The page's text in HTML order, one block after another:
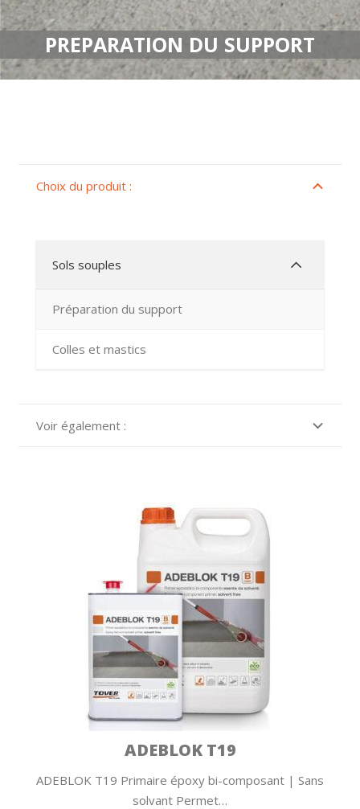
PREPARATION DU SUPPORT
Choix du produit :
Sols souples
Préparation du support
Colles et mastics
Voir également :
ADEBLOK T19
ADEBLOK T19 Primaire époxy bi-composant | Sans
solvant Permet…